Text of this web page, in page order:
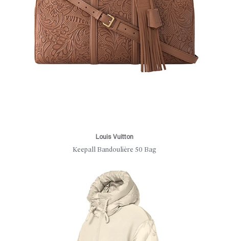
Louis Vuitton
Keepall Bandoulière 50 Bag